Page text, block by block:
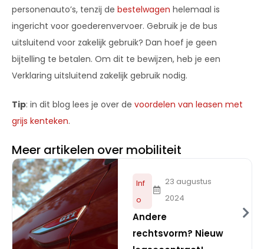
personenauto’s, tenzij de bestelwagen helemaal is
ingericht voor goederenvervoer. Gebruik je de bus
uitsluitend voor zakelijk gebruik? Dan hoef je geen
bijtelling te betalen. Om dit te bewijzen, heb je een
Verklaring uitsluitend zakelijk gebruik nodig.
Tip: in dit blog lees je over de voordelen van leasen met
grijs kenteken.
Meer artikelen over mobiliteit
Inf
o
23 augustus
2024
Andere
rechtsvorm? Nieuw